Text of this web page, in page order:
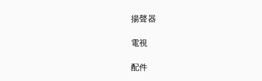
揚聲器
電視
配件Link Opens in New Tab